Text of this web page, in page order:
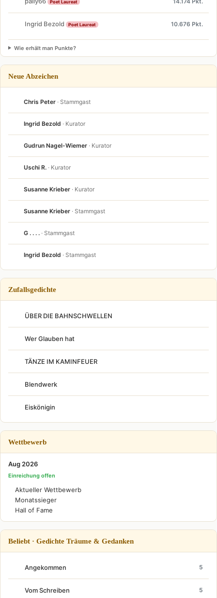
Poet Laureat
Ingrid Bezold Poet Laureat 10.676 Pkt.
Wie erhält man Punkte?
Neue Abzeichen
Chris Peter · Stammgast
Ingrid Bezold · Kurator
Gudrun Nagel-Wiemer · Kurator
Uschi R. · Kurator
Susanne Krieber · Kurator
Susanne Krieber · Stammgast
G . . . . · Stammgast
Ingrid Bezold · Stammgast
Zufallsgedichte
ÜBER DIE BAHNSCHWELLEN
Wer Glauben hat
TÄNZE IM KAMINFEUER
Blendwerk
Eiskönigin
Wettbewerb
Aug 2026
Einreichung offen
Aktueller Wettbewerb
Monatssieger
Hall of Fame
Beliebt · Gedichte Träume & Gedanken
Angekommen 5
Vom Schreiben 5